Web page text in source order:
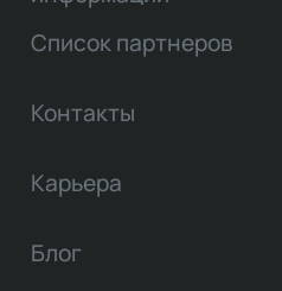
Список партнеров
Контакты
Карьера
Блог